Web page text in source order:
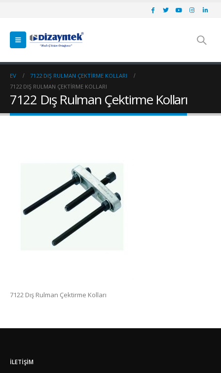
EV
7122 DIŞ RULMAN ÇEKTIRME KOLLARI
7122 DIŞ RULMAN ÇEKTIRME KOLLARI
7122 Dış Rulman Çektirme Kolları
7122 Dış Rulman Çektirme Kolları
İLETIŞIM